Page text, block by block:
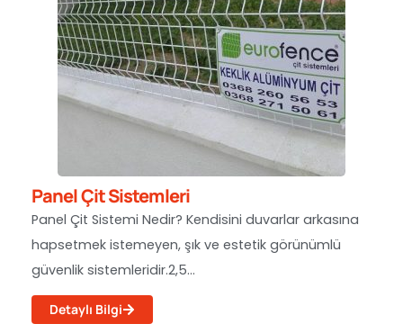
Panel Çit Sistemleri
Panel Çit Sistemi Nedir? Kendisini duvarlar arkasına
hapsetmek istemeyen, şık ve estetik görünümlü
güvenlik sistemleridir.2,5...
Detaylı Bilgi